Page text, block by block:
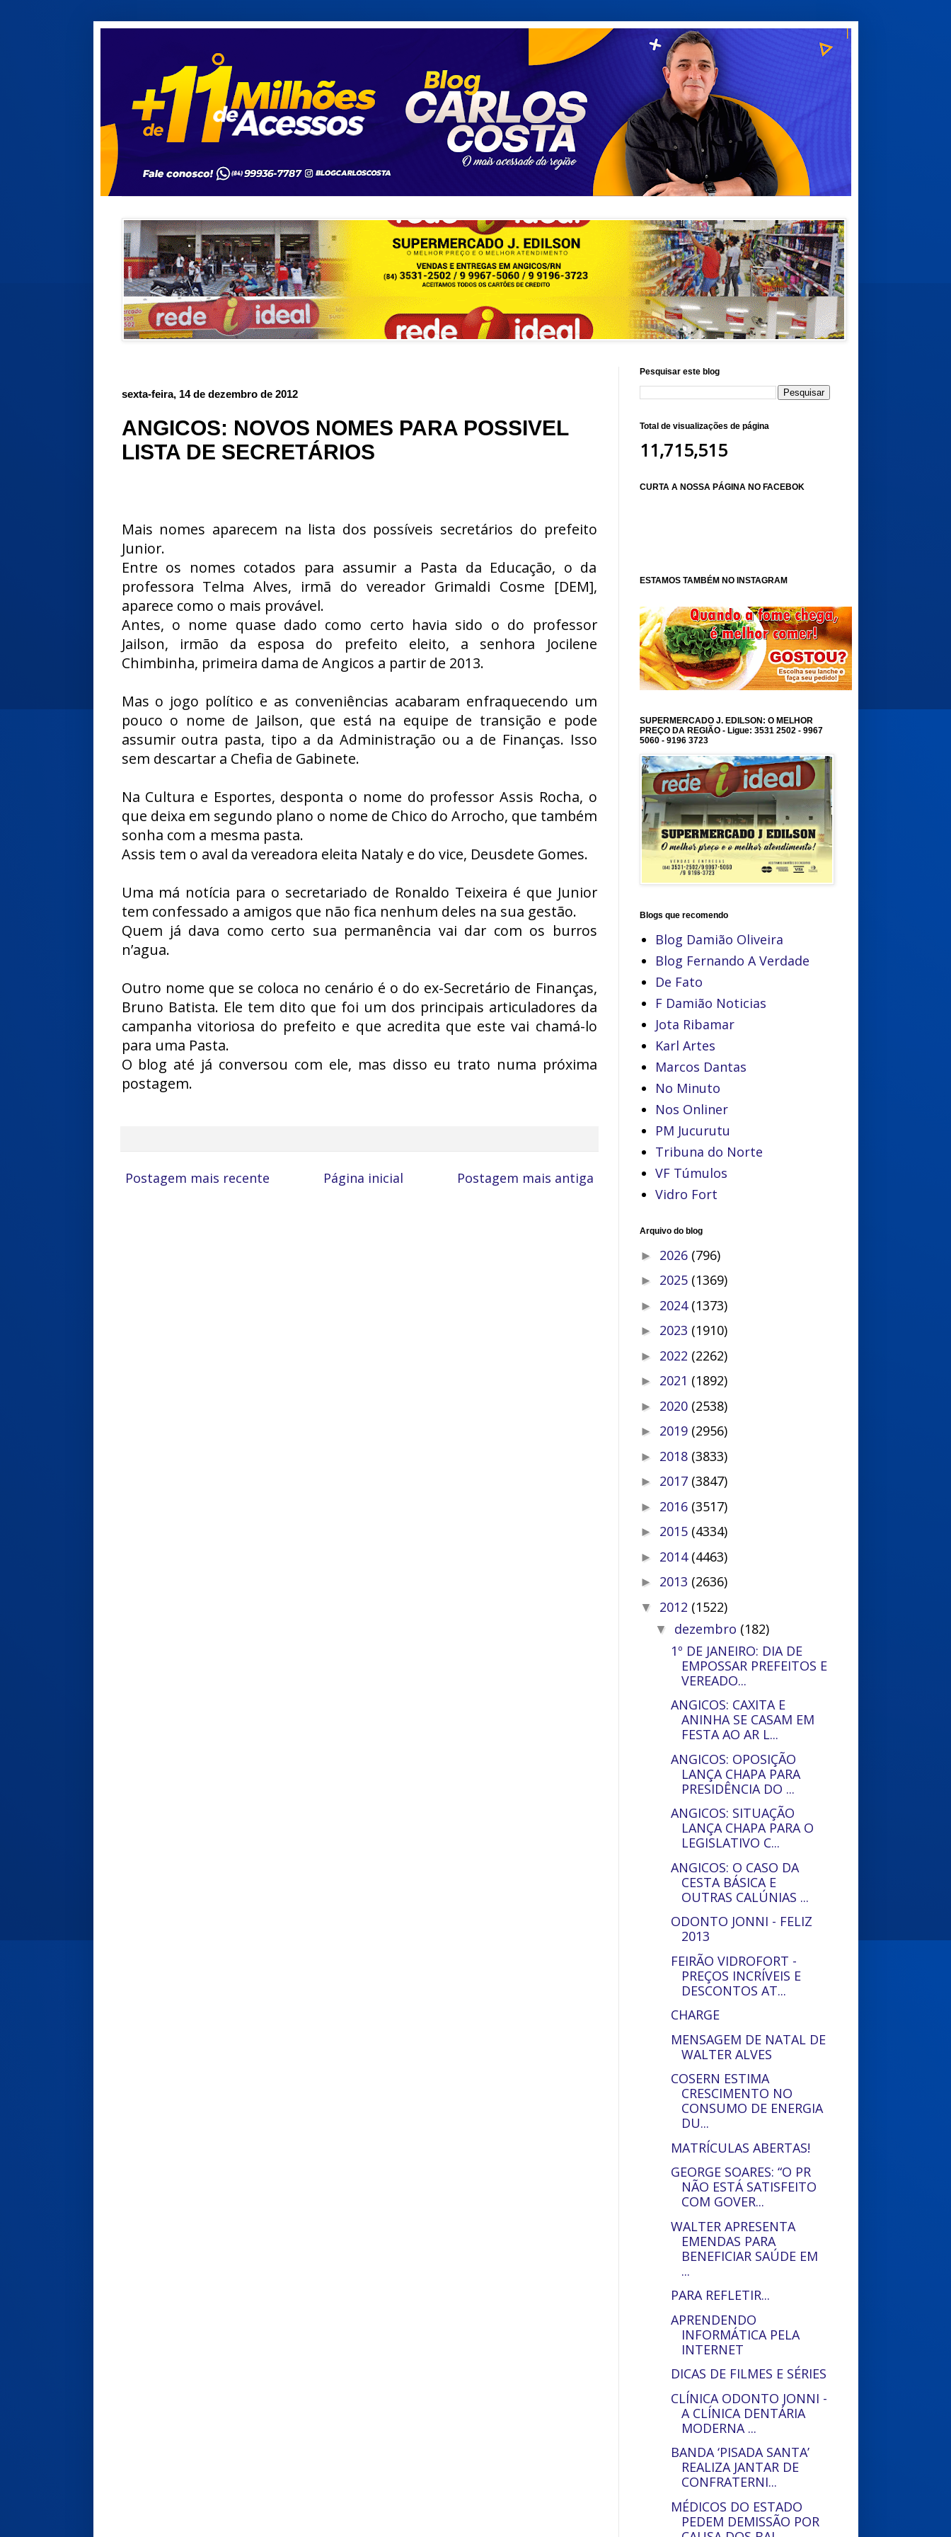
sexta-feira, 14 de dezembro de 2012
ANGICOS: NOVOS NOMES PARA POSSIVEL
LISTA DE SECRETÁRIOS
Mais nomes aparecem na lista dos possíveis secretários do prefeito
Junior.
Entre os nomes cotados para assumir a Pasta da Educação, o da
professora Telma Alves, irmã do vereador Grimaldi Cosme [DEM],
aparece como o mais provável.
Antes, o nome quase dado como certo havia sido o do professor
Jailson, irmão da esposa do prefeito eleito, a senhora Jocilene
Chimbinha, primeira dama de Angicos a partir de 2013.
Mas o jogo político e as conveniências acabaram enfraquecendo um
pouco o nome de Jailson, que está na equipe de transição e pode
assumir outra pasta, tipo a da Administração ou a de Finanças. Isso
sem descartar a Chefia de Gabinete.
Na Cultura e Esportes, desponta o nome do professor Assis Rocha, o
que deixa em segundo plano o nome de Chico do Arrocho, que também
sonha com a mesma pasta.
Assis tem o aval da vereadora eleita Nataly e do vice, Deusdete Gomes.
Uma má notícia para o secretariado de Ronaldo Teixeira é que Junior
tem confessado a amigos que não fica nenhum deles na sua gestão.
Quem já dava como certo sua permanência vai dar com os burros
n’agua.
Outro nome que se coloca no cenário é o do ex-Secretário de Finanças,
Bruno Batista. Ele tem dito que foi um dos principais articuladores da
campanha vitoriosa do prefeito e que acredita que este vai chamá-lo
para uma Pasta.
O blog até já conversou com ele, mas disso eu trato numa próxima
postagem.
Postagem mais recente Postagem mais antiga
Página inicial
Pesquisar este blog
Total de visualizações de página
11,715,515
CURTA A NOSSA PÁGINA NO FACEBOK
ESTAMOS TAMBÉM NO INSTAGRAM
SUPERMERCADO J. EDILSON: O MELHOR
PREÇO DA REGIÃO - Ligue: 3531 2502 - 9967
5060 - 9196 3723
Blogs que recomendo
Blog Damião Oliveira
Blog Fernando A Verdade
De Fato
F Damião Noticias
Jota Ribamar
Karl Artes
Marcos Dantas
No Minuto
Nos Onliner
PM Jucurutu
Tribuna do Norte
VF Túmulos
Vidro Fort
Arquivo do blog
► 2026 (796)
► 2025 (1369)
► 2024 (1373)
► 2023 (1910)
► 2022 (2262)
► 2021 (1892)
► 2020 (2538)
► 2019 (2956)
► 2018 (3833)
► 2017 (3847)
► 2016 (3517)
► 2015 (4334)
► 2014 (4463)
► 2013 (2636)
▼ 2012 (1522)
▼ dezembro (182)
1º DE JANEIRO: DIA DE
EMPOSSAR PREFEITOS E
VEREADO...
ANGICOS: CAXITA E
ANINHA SE CASAM EM
FESTA AO AR L...
ANGICOS: OPOSIÇÃO
LANÇA CHAPA PARA
PRESIDÊNCIA DO ...
ANGICOS: SITUAÇÃO
LANÇA CHAPA PARA O
LEGISLATIVO C...
ANGICOS: O CASO DA
CESTA BÁSICA E
OUTRAS CALÚNIAS ...
ODONTO JONNI - FELIZ
2013
FEIRÃO VIDROFORT -
PREÇOS INCRÍVEIS E
DESCONTOS AT...
CHARGE
MENSAGEM DE NATAL DE
WALTER ALVES
COSERN ESTIMA
CRESCIMENTO NO
CONSUMO DE ENERGIA
DU...
MATRÍCULAS ABERTAS!
GEORGE SOARES: “O PR
NÃO ESTÁ SATISFEITO
COM GOVER...
WALTER APRESENTA
EMENDAS PARA
BENEFICIAR SAÚDE EM
...
PARA REFLETIR...
APRENDENDO
INFORMÁTICA PELA
INTERNET
DICAS DE FILMES E SÉRIES
CLÍNICA ODONTO JONNI -
A CLÍNICA DENTÁRIA
MODERNA ...
BANDA ‘PISADA SANTA’
REALIZA JANTAR DE
CONFRATERNI...
MÉDICOS DO ESTADO
PEDEM DEMISSÃO POR